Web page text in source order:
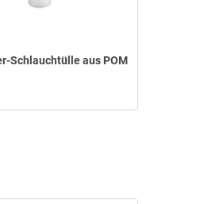
Schlauchtülle aus POM